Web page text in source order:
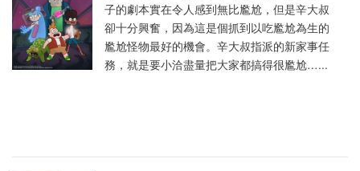
子的劇本實在令人感到無比尷尬，但是辛大叔
卻十分興奮，因為這是個抓到以吃尷尬為生的
尷尬怪物最好的機會。辛大叔指派的新家事任
務，就是要小洽盡量把大家都搞得很尷尬…...